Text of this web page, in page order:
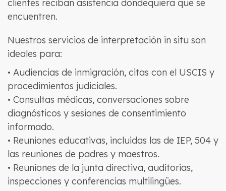
clientes reciban asistencia dondequiera que se
encuentren.
Nuestros servicios de interpretación in situ son
ideales para:
• Audiencias de inmigración, citas con el USCIS y
procedimientos judiciales.
• Consultas médicas, conversaciones sobre
diagnósticos y sesiones de consentimiento
informado.
• Reuniones educativas, incluidas las de IEP, 504 y
las reuniones de padres y maestros.
• Reuniones de la junta directiva, auditorías,
inspecciones y conferencias multilingües.